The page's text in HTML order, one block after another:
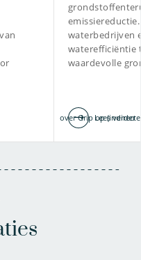
6069531
waterbedrijven
waterefficiëntie
waardevolle
Lees verder
over Grip op